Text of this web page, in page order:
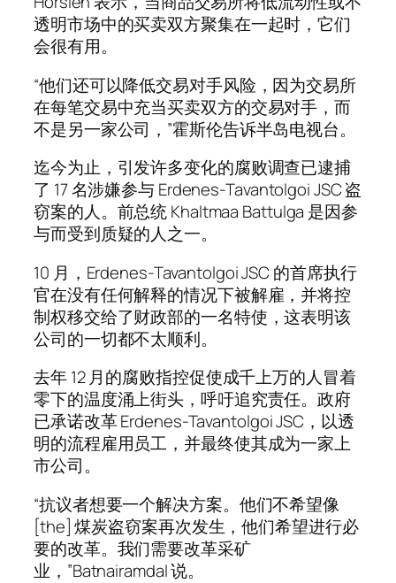
透明市场中的买卖双方聚集在一起时，它们
会很有用。
“他们还可以降低交易对手风险，因为交易所
在每笔交易中充当买卖双方的交易对手，而
不是另一家公司，”霍斯伦告诉半岛电视台。
迄今为止，引发许多变化的腐败调查已逮捕
了 17 名涉嫌参与 Erdenes-Tavantolgoi JSC 盗
窃案的人。前总统 Khaltmaa Battulga 是因参
与而受到质疑的人之一。
10 月，Erdenes-Tavantolgoi JSC 的首席执行
官在没有任何解释的情况下被解雇，并将控
制权移交给了财政部的一名特使，这表明该
公司的一切都不太顺利。
去年 12 月的腐败指控促使成千上万的人冒着
零下的温度涌上街头，呼吁追究责任。政府
已承诺改革 Erdenes-Tavantolgoi JSC，以透
明的流程雇用员工，并最终使其成为一家上
市公司。
“抗议者想要一个解决方案。他们不希望像
[the] 煤炭盗窃案再次发生，他们希望进行必
要的改革。我们需要改革采矿
业，”Batnairamdal 说。